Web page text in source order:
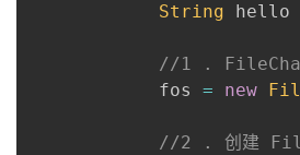
String hello
//1 .
            fos
= new
//2 . 创建